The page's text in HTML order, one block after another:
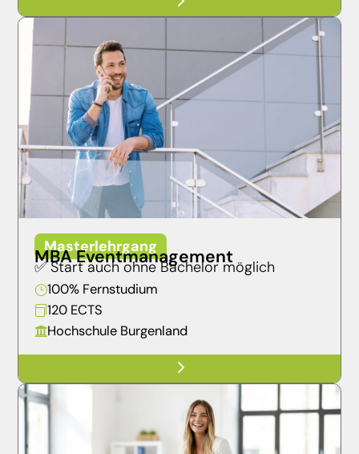
Masterlehrgang
MBA Eventmanagement
✅ Start auch ohne Bachelor möglich
}100% Fernstudium
120 ECTS
Hochschule Burgenland
5